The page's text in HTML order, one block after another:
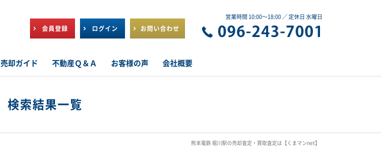
会員登録 ログイン お問い合わせ
営業時間 10:00～18:00 ／ 定休日 水曜日
売却ガイド 不動産Ｑ＆Ａ お客様の声 会社概要
検索結果一覧
熊本電鉄 堀川駅の売却査定・買取査定は【くまマンnet】